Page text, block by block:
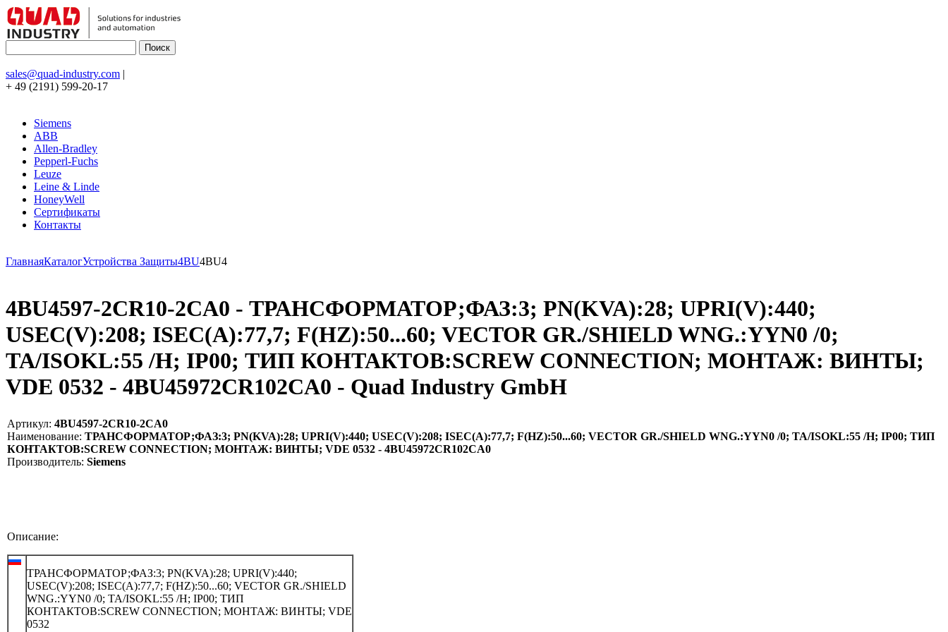
sales@quad-industry.com |
+ 49 (2191) 599-20-17
Siemens
ABB
Allen-Bradley
Pepperl-Fuchs
Leuze
Leine & Linde
HoneyWell
Сертификаты
Контакты
ГлавнаяКаталогУстройства Защиты4BU4BU4
4BU4597-2CR10-2CA0 - ТРАНСФОРМАТОР;ФАЗ:3; PN(KVA):28; UPRI(V):440;
USEC(V):208; ISEC(A):77,7; F(HZ):50...60; VECTOR GR./SHIELD WNG.:YYN0 /0;
TA/ISOKL:55 /H; IP00; ТИП КОНТАКТОВ:SCREW CONNECTION; МОНТАЖ: ВИНТЫ;
VDE 0532 - 4BU45972CR102CA0 - Quad Industry GmbH
Артикул: 4BU4597-2CR10-2CA0
Наименование: ТРАНСФОРМАТОР;ФАЗ:3; PN(KVA):28; UPRI(V):440; USEC(V):208; ISEC(A):77,7; F(HZ):50...60; VECTOR GR./SHIELD WNG.:YYN0 /0; TA/ISOKL:55 /H; IP00; ТИП
КОНТАКТОВ:SCREW CONNECTION; МОНТАЖ: ВИНТЫ; VDE 0532 - 4BU45972CR102CA0
Производитель: Siemens
Описание:
ТРАНСФОРМАТОР;ФАЗ:3; PN(KVA):28; UPRI(V):440;
USEC(V):208; ISEC(A):77,7; F(HZ):50...60; VECTOR GR./SHIELD
WNG.:YYN0 /0; TA/ISOKL:55 /H; IP00; ТИП
КОНТАКТОВ:SCREW CONNECTION; МОНТАЖ: ВИНТЫ; VDE
0532